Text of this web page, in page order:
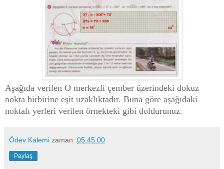
Aşağıda verilen O merkezli çember üzerindeki dokuz
nokta birbirine eşit uzaklıktadır. Buna göre aşağıdaki
noktalı yerleri verilen örnekteki gibi doldurunuz.
Ödev Kalemi zaman: 05:45:00
Paylaş